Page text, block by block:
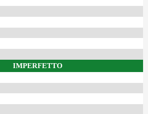
IMPERFETTO